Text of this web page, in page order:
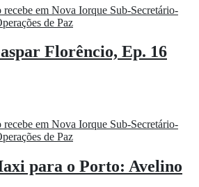
Florêncio, Ep. 16
para o Porto: Avelino